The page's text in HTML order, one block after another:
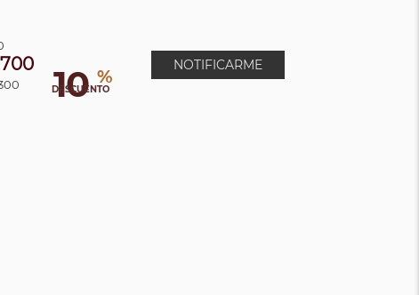
10 %
DESCUENTO
NOTIFICARME